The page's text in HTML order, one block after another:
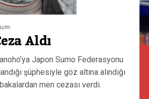
Aldı
Japon Sumo Federasyonu
şüphesiyle göz altına alındığı
men cezası verdi.